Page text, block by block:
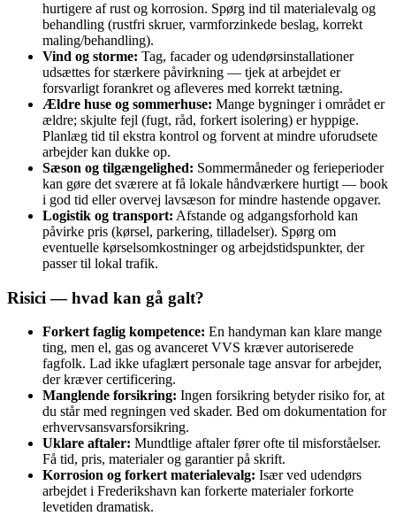
hurtigere af rust og korrosion. Spørg ind til materialevalg og
behandling (rustfri skruer, varmforzinkede beslag, korrekt
maling/behandling).
Vind og storme: Tag, facader og udendørsinstallationer
udsættes for stærkere påvirkning — tjek at arbejdet er
forsvarligt forankret og afleveres med korrekt tætning.
Ældre huse og sommerhuse: Mange bygninger i området er
ældre; skjulte fejl (fugt, råd, forkert isolering) er hyppige.
Planlæg tid til ekstra kontrol og forvent at mindre uforudsete
arbejder kan dukke op.
Sæson og tilgængelighed: Sommermåneder og ferieperioder
kan gøre det sværere at få lokale håndværkere hurtigt — book
i god tid eller overvej lavsæson for mindre hastende opgaver.
Logistik og transport: Afstande og adgangsforhold kan
påvirke pris (kørsel, parkering, tilladelser). Spørg om
eventuelle kørselsomkostninger og arbejdstidspunkter, der
passer til lokal trafik.
Risici — hvad kan gå galt?
Forkert faglig kompetence: En handyman kan klare mange
ting, men el, gas og avanceret VVS kræver autoriserede
fagfolk. Lad ikke ufaglært personale tage ansvar for arbejder,
der kræver certificering.
Manglende forsikring: Ingen forsikring betyder risiko for, at
du står med regningen ved skader. Bed om dokumentation for
erhvervsansvarsforsikring.
Uklare aftaler: Mundtlige aftaler fører ofte til misforståelser.
Få tid, pris, materialer og garantier på skrift.
Korrosion og forkert materialevalg: Især ved udendørs
arbejdet i Frederikshavn kan forkerte materialer forkorte
levetiden dramatisk.